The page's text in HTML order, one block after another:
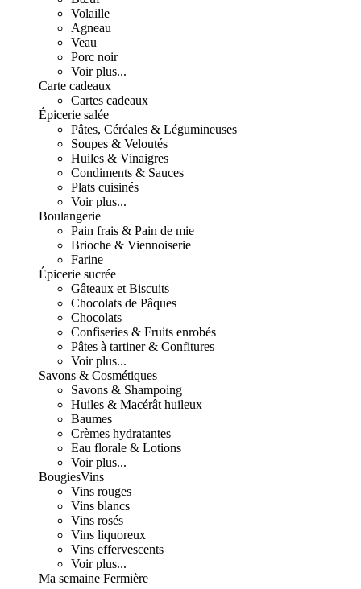
Volaille
Agneau
Veau
Porc noir
Voir plus...
Carte cadeaux
Cartes cadeaux
Épicerie salée
Pâtes, Céréales & Légumineuses
Soupes & Veloutés
Huiles & Vinaigres
Condiments & Sauces
Plats cuisinés
Voir plus...
Boulangerie
Pain frais & Pain de mie
Brioche & Viennoiserie
Farine
Épicerie sucrée
Gâteaux et Biscuits
Chocolats de Pâques
Chocolats
Confiseries & Fruits enrobés
Pâtes à tartiner & Confitures
Voir plus...
Savons & Cosmétiques
Savons & Shampoing
Huiles & Macérât huileux
Baumes
Crèmes hydratantes
Eau florale & Lotions
Voir plus...
BougiesVins
Vins rouges
Vins blancs
Vins rosés
Vins liquoreux
Vins effervescents
Voir plus...
Ma semaine Fermière